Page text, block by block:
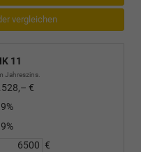
vergleichen
11
Jahreszins.
€
€